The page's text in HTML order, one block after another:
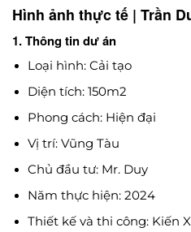
Hình ảnh thực tế | Trần
1. Thông tin dư án
Loại hình: Cải tạo
Diện tích: 150m2
Phong cách: Hiện đại
Vị trí: Vũng Tàu
Chủ đầu tư: Mr. Duy
Năm thực hiện: 2024
Thiết kế và thi công: Kiến